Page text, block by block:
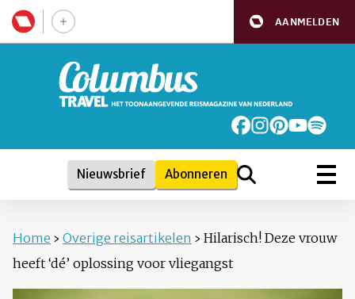
AANMELDEN
Nieuwsbrief Abonneren
Home › Overige reisartikelen › Hilarisch! Deze vrouw
heeft ‘dé’ oplossing voor vliegangst